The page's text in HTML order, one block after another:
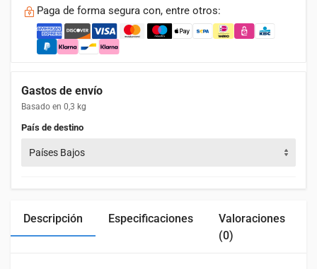
Paga de forma segura con, entre otros:
Gastos de envío
Basado en 0,3 kg
País de destino
Países Bajos
Descripción Especificaciones
Valoraciones
(0)